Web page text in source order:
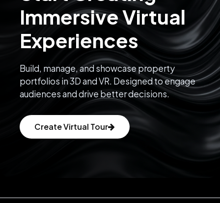
Immersive Virtual
Experiences
Build, manage, and showcase property
portfolios in 3D and VR. Designed to engage
audiences and drive better decisions.
Create Virtual Tour